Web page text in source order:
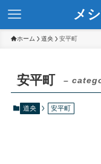
メ
ホーム 道央 安平町
安平町 –
道央 安平町